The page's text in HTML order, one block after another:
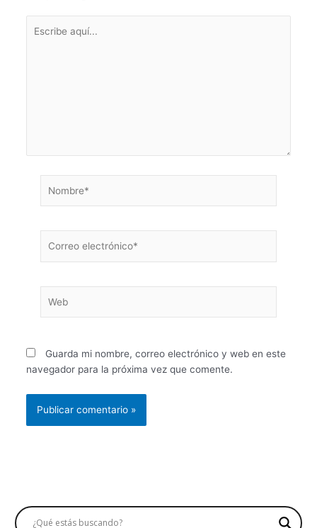
aquí...
electrónico*
Guarda mi nombre, correo electrónico y web en este
navegador para la próxima vez que comente.